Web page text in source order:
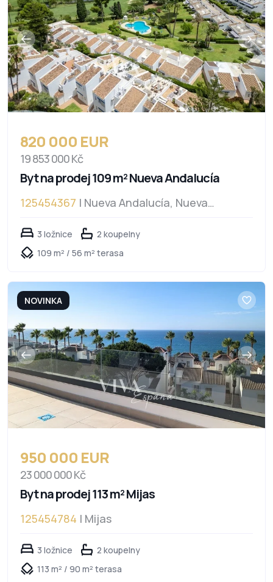
820 000 EUR
19 853 000 Kč
Byt na prodej 109 m² Nueva Andalucía
125454367 | Nueva Andalucía, Nueva
3 ložnice
2 koupelny
109 m² / 56 m² terasa
NOVINKA
950 000 EUR
23 000 000 Kč
Byt na prodej 113 m² Mijas
125454784 | Mijas
3 ložnice
2 koupelny
113 m² / 90 m² terasa